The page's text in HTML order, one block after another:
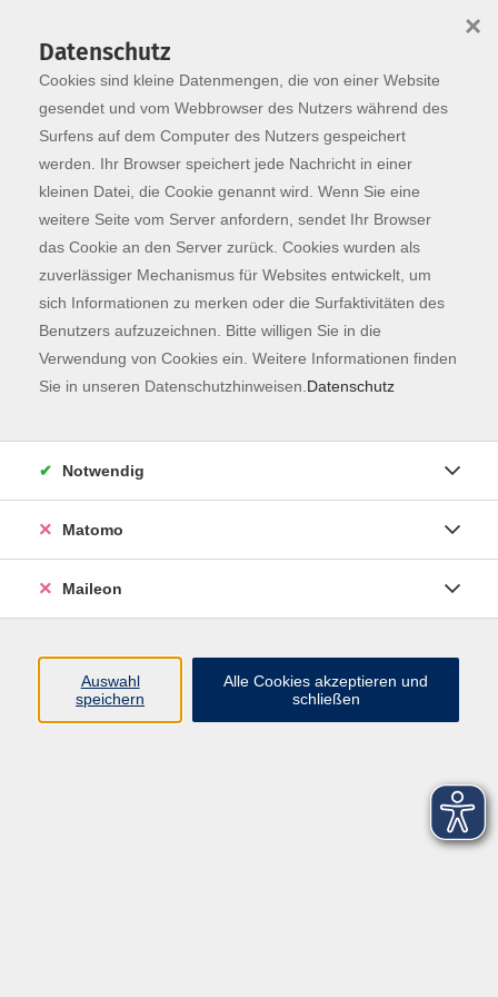
Skip to main content
You are here:
Programm
Der Kurs konnte nicht gefunden werden.
Kontaktformular
Impressum
AGB
Datenschutzerklärung
Datenschutz
Cookies sind kleine Datenmengen, die von einer Website
gesendet und vom Webbrowser des Nutzers während des
Surfens auf dem Computer des Nutzers gespeichert
werden. Ihr Browser speichert jede Nachricht in einer
kleinen Datei, die Cookie genannt wird. Wenn Sie eine
weitere Seite vom Server anfordern, sendet Ihr Browser
das Cookie an den Server zurück. Cookies wurden als
zuverlässiger Mechanismus für Websites entwickelt, um
sich Informationen zu merken oder die Surfaktivitäten des
Benutzers aufzuzeichnen. Bitte willigen Sie in die
Verwendung von Cookies ein. Weitere Informationen finden
Sie in unseren Datenschutzhinweisen. Datenschutz
×
Notwendig
Matomo
Maileon
Auswahl
speichern
Alle Cookies akzeptieren und
schließen